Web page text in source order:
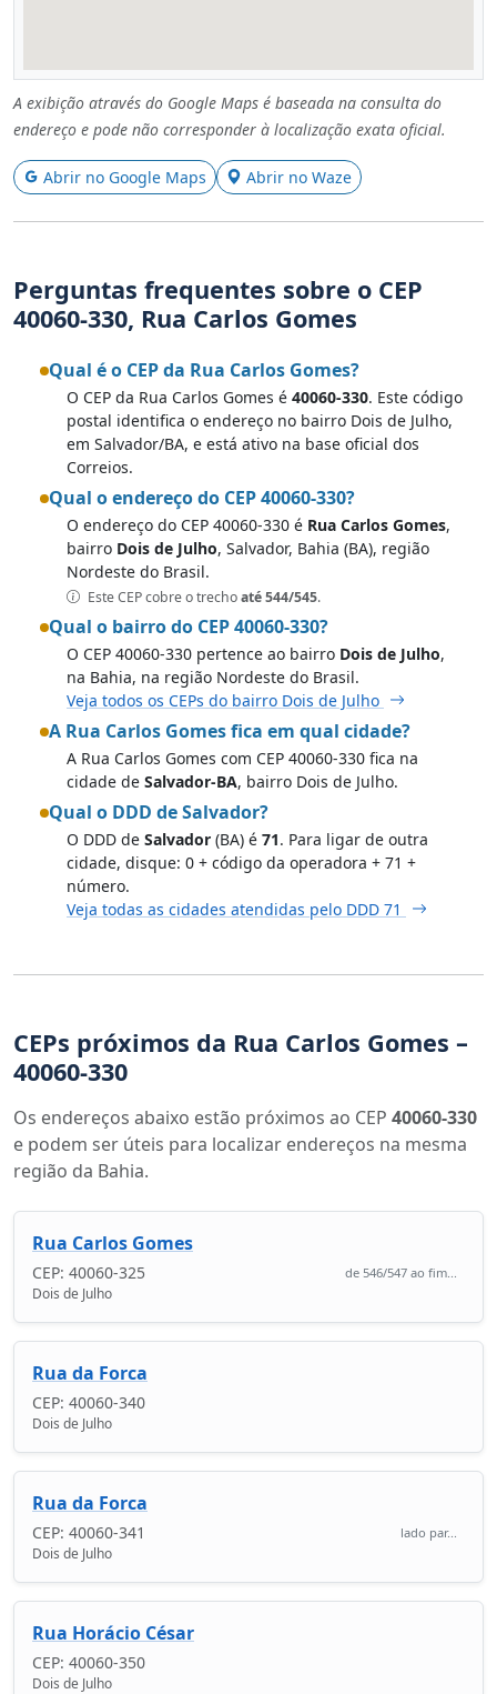
A exibição através do Google Maps é baseada na consulta do
endereço e pode não corresponder à localização exata oficial.
Abrir no Google Maps Abrir no Waze
Perguntas frequentes sobre o CEP
40060-330, Rua Carlos Gomes
Qual é o CEP da Rua Carlos Gomes?
O CEP da Rua Carlos Gomes é 40060-330. Este código
postal identifica o endereço no bairro Dois de Julho,
em Salvador/BA, e está ativo na base oficial dos
Correios.
Qual o endereço do CEP 40060-330?
O endereço do CEP 40060-330 é Rua Carlos Gomes,
bairro Dois de Julho, Salvador, Bahia (BA), região
Nordeste do Brasil.
Este CEP cobre o trechoaté 544/545.
Qual o bairro do CEP 40060-330?
O CEP 40060-330 pertence ao bairro Dois de Julho,
na Bahia, na região Nordeste do Brasil.
Veja todos os CEPs do bairro Dois de Julho
A Rua Carlos Gomes fica em qual cidade?
A Rua Carlos Gomes com CEP 40060-330 fica na
cidade de Salvador-BA, bairro Dois de Julho.
Qual o DDD de Salvador?
O DDD de Salvador (BA) é 71. Para ligar de outra
cidade, disque: 0 + código da operadora + 71 +
número.
Veja todas as cidades atendidas pelo DDD 71
CEPs próximos da Rua Carlos Gomes –
40060-330
Os endereços abaixo estão próximos ao CEP 40060-330
e podem ser úteis para localizar endereços na mesma
região da Bahia.
Rua Carlos Gomes
CEP: 40060-325 de 546/547 ao fim...
Dois de Julho
Rua da Forca
CEP: 40060-340
Dois de Julho
Rua da Forca
CEP: 40060-341 lado par...
Dois de Julho
Rua Horácio César
CEP: 40060-350
Dois de Julho